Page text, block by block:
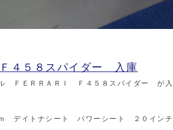
４５８スパイダー 入庫
ル ＦＥＲＲＡＲＩ Ｆ４５８スパイダー が
デイトナシート パワーシート ２０インチ